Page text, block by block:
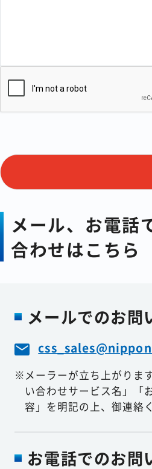
5.その他
利用目的に必要な項目に
本書の内容をご理解い
くださるようお願い申
い場合は、適切なサー
きない場合もございます。
する開示、利用目的の通
加または削除、利用停止
どは、下記窓口までお問
さい。
日本テレネット株式会
電話番号：
メール、お電話
合わせはこちら
メールでのお問
メーラーが立ち上がりま
い合わせサービス名」「
容」を明記の上、御連絡
お電話でのお問